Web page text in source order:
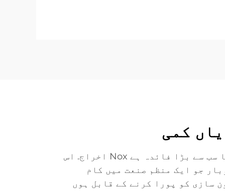
کمی
بوائلر ایس سی آر سسٹم کا سب سے بڑا فائدہ ہے Nox اخراج. اس
جو ایک منظم صنعت میں کام
سازی کو پورا کرنے کے قابل ہوں